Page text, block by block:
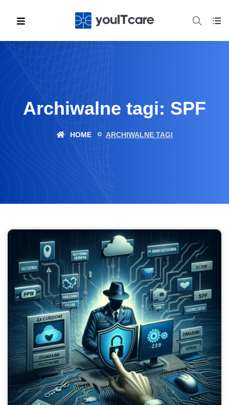
Archiwalne tagi: SPF
HOME ARCHIWALNE TAGI